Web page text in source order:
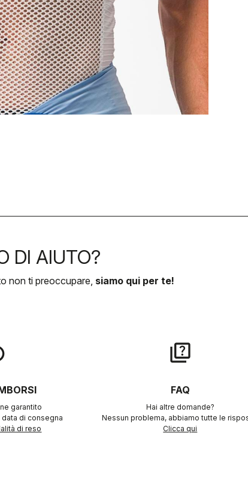
DI AIUTO?
non ti preoccupare, siamo qui per te!
garantito
di consegna
di reso
quiz
FAQ
Hai altre domande?
Nessun problema, abbiamo tutte le
Clicca qui